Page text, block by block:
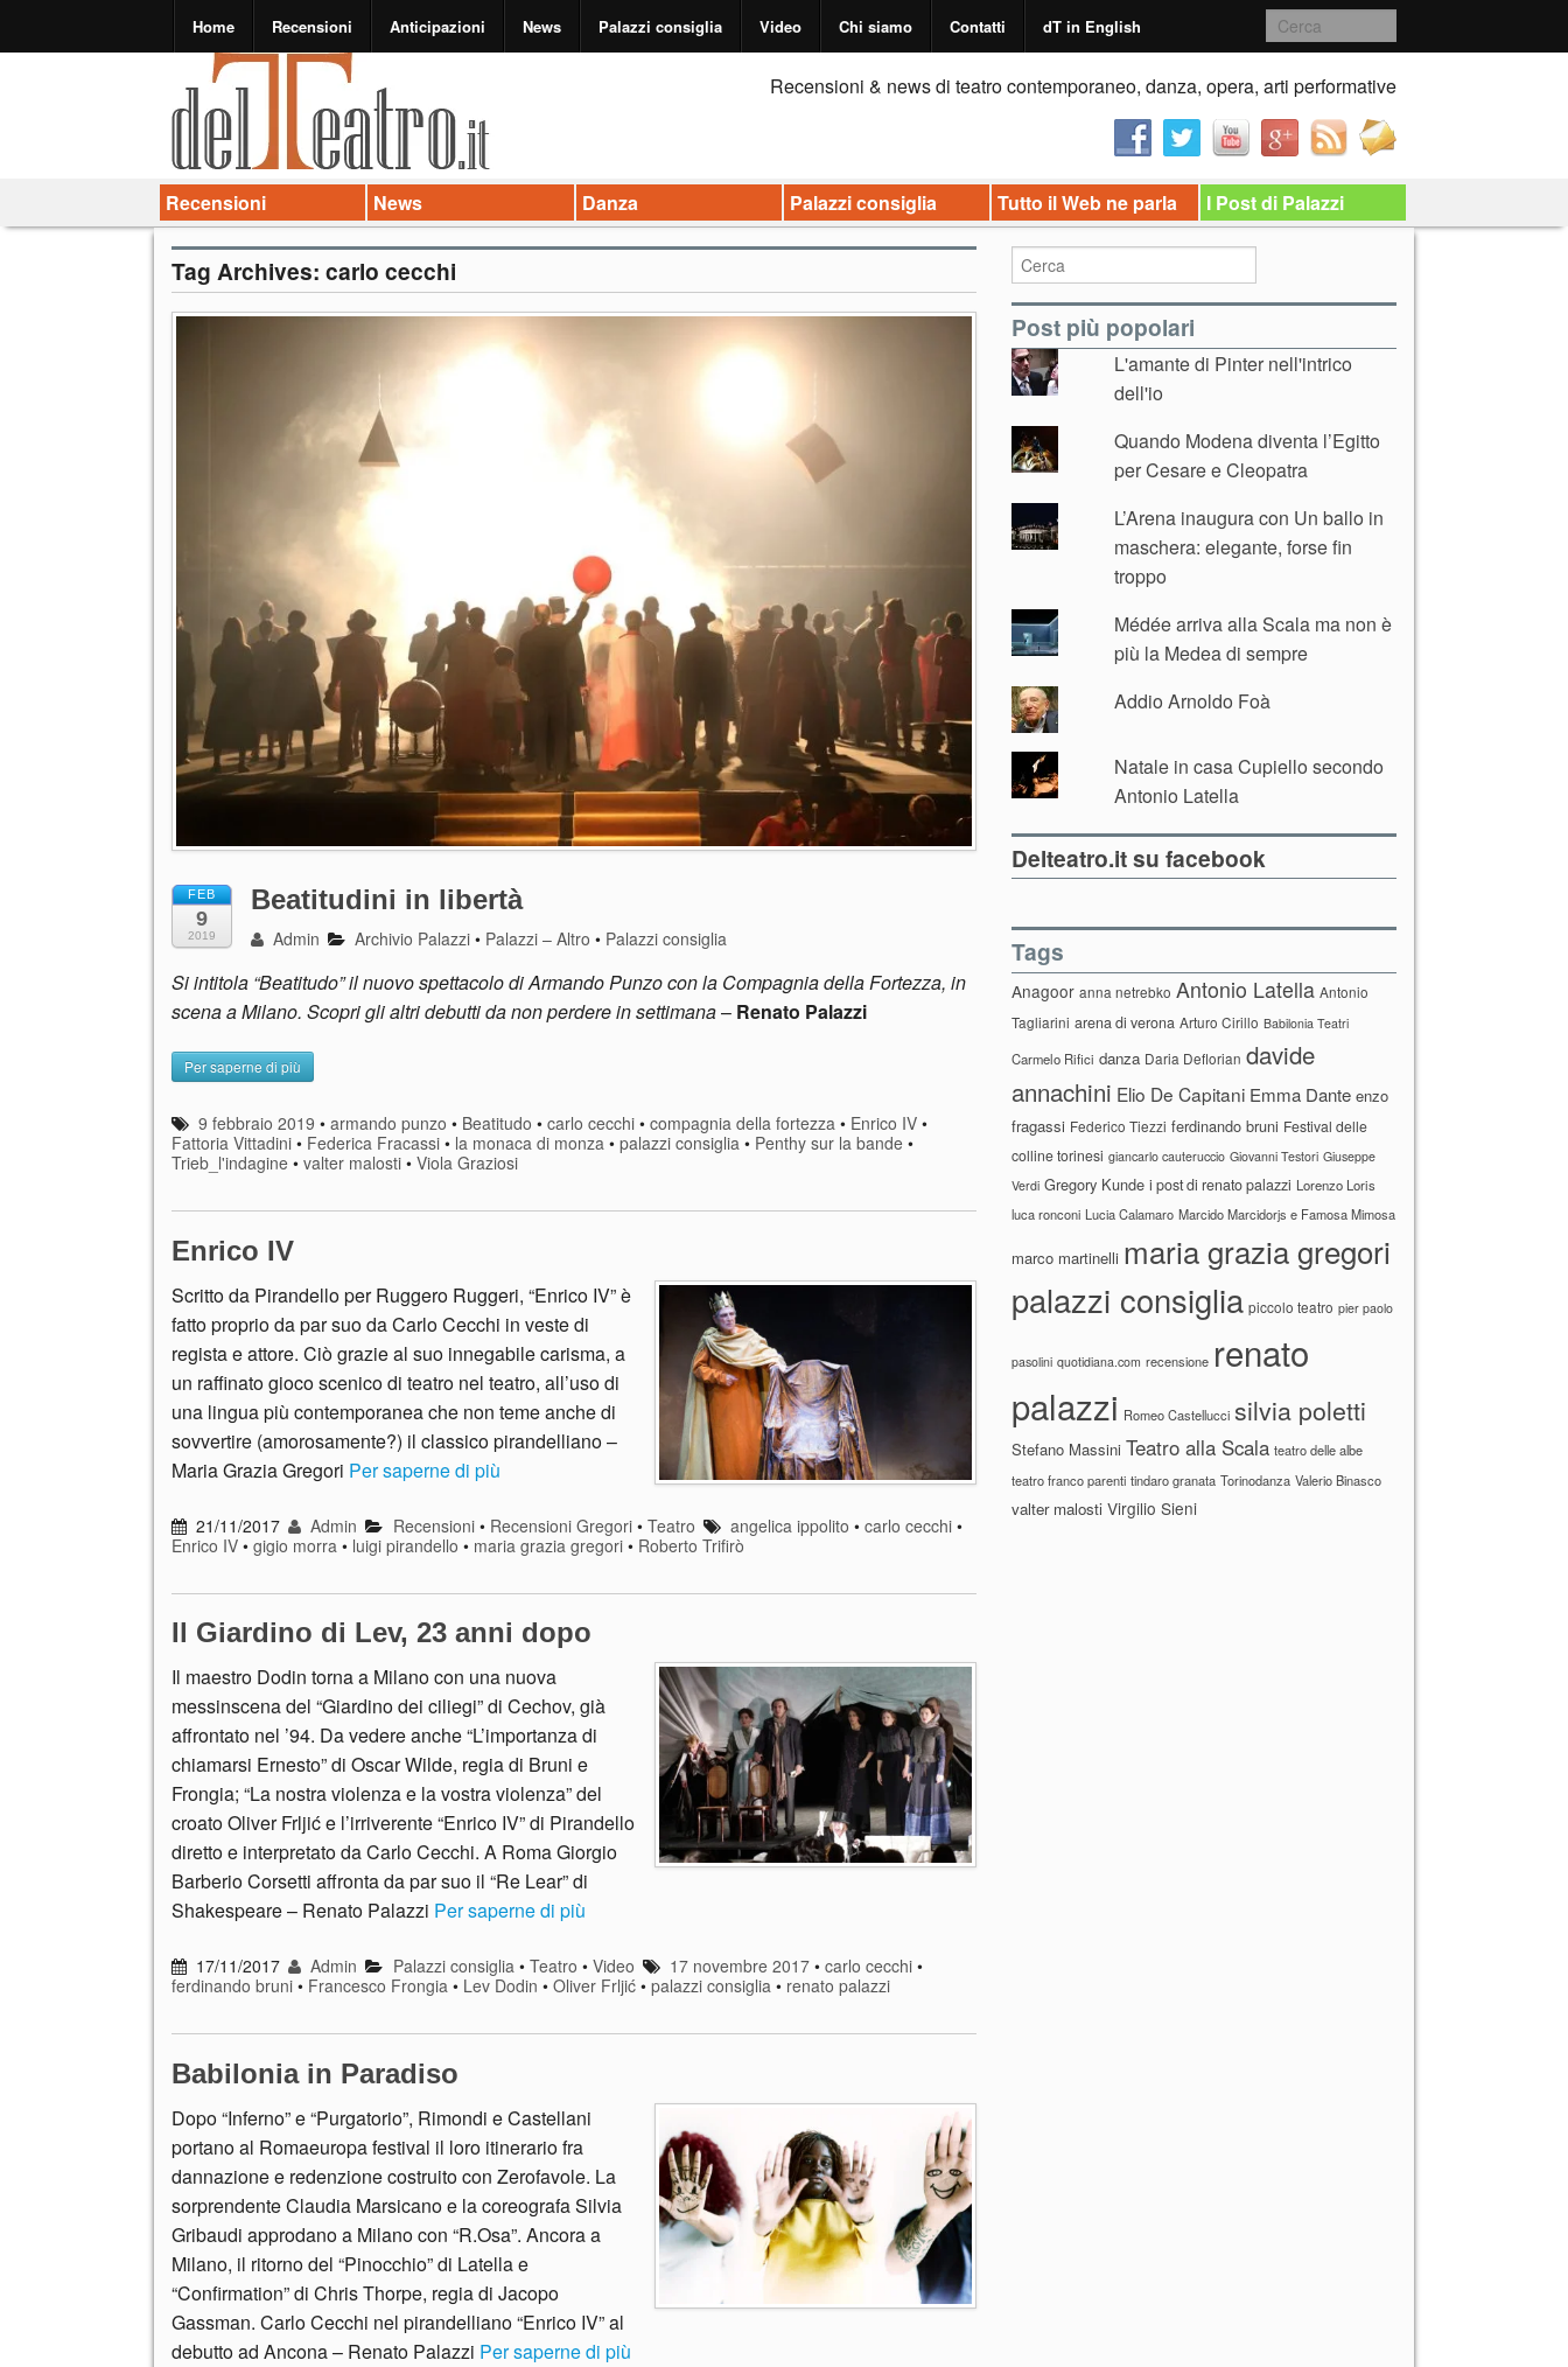
Home Recensioni Anticipazioni News Palazzi consiglia Video Chi siamo Contatti dT in English
Recensioni & news di teatro contemporaneo, danza, opera, arti performative
Recensioni News Danza Palazzi consiglia Tutto il Web ne parla I Post di Palazzi
Tag Archives: carlo cecchi
FEB
9
2019
Beatitudini in libertà
Admin Archivio Palazzi • Palazzi – Altro • Palazzi consiglia
Si intitola “Beatitudo” il nuovo spettacolo di Armando Punzo con la Compagnia della Fortezza, in
scena a Milano. Scopri gli altri debutti da non perdere in settimana– Renato Palazzi
Per saperne di più
9 febbraio 2019 •armando punzo • Beatitudo •carlo cecchi •compagnia della fortezza • Enrico IV •
Fattoria Vittadini • Federica Fracassi • la monaca di monza • palazzi consiglia • Penthy sur la bande •
Trieb_l'indagine • valter malosti • Viola Graziosi
Enrico IV
Scritto da Pirandello per Ruggero Ruggeri, “Enrico IV” è
fatto proprio da par suo da Carlo Cecchi in veste di
regista e attore. Ciò grazie al suo innegabile carisma, a
un raffinato gioco scenico di teatro nel teatro, all’uso di
una lingua più contemporanea che non teme anche di
sovvertire (amorosamente?) il classico pirandelliano –
Maria Grazia Gregori Per saperne di più
21/11/2017 Admin Recensioni• Recensioni Gregori• Teatro angelica ippolito • carlo cecchi•
Enrico IV • gigio morra • luigi pirandello • maria grazia gregori • Roberto Trifirò
Il Giardino di Lev, 23 anni dopo
Il maestro Dodin torna a Milano con una nuova
messinscena del “Giardino dei ciliegi” di Cechov, già
affrontato nel ’94. Da vedere anche “L’importanza di
chiamarsi Ernesto” di Oscar Wilde, regia di Bruni e
Frongia; “La nostra violenza e la vostra violenza” del
croato Oliver Frljić e l’irriverente “Enrico IV” di Pirandello
diretto e interpretato da Carlo Cecchi. A Roma Giorgio
Barberio Corsetti affronta da par suo il “Re Lear” di
Shakespeare – Renato Palazzi Per saperne di più
17/11/2017 Admin Palazzi consiglia• Teatro • Video 17 novembre 2017• carlo cecchi•
ferdinando bruni • Francesco Frongia • Lev Dodin • Oliver Frljić • palazzi consiglia • renato palazzi
Babilonia in Paradiso
Dopo “Inferno” e “Purgatorio”, Rimondi e Castellani
portano al Romaeuropa festival il loro itinerario fra
dannazione e redenzione costruito con Zerofavole. La
sorprendente Claudia Marsicano e la coreografa Silvia
Gribaudi approdano a Milano con “R.Osa”. Ancora a
Milano, il ritorno del “Pinocchio” di Latella e
“Confirmation” di Chris Thorpe, regia di Jacopo
Gassman. Carlo Cecchi nel pirandelliano “Enrico IV” al
debutto ad Ancona – Renato Palazzi Per saperne di più
Post più popolari
L'amante di Pinter nell'intrico
dell'io
Quando Modena diventa l’Egitto
per Cesare e Cleopatra
L’Arena inaugura con Un ballo in
maschera: elegante, forse fin
troppo
Médée arriva alla Scala ma non è
più la Medea di sempre
Addio Arnoldo Foà
Natale in casa Cupiello secondo
Antonio Latella
Delteatro.it su facebook
Tags
Anagoor anna netrebko Antonio Latella Antonio
Tagliarini arena di verona Arturo Cirillo Babilonia Teatri
Carmelo Rifici danza Daria Deflorian davide
annachini Elio De Capitani Emma Dante enzo
fragassi Federico Tiezzi ferdinando bruni Festival delle
colline torinesi giancarlo cauteruccio Giovanni Testori Giuseppe
Verdi Gregory Kunde i post di renato palazzi Lorenzo Loris
luca ronconi Lucia Calamaro Marcido Marcidorjs e Famosa Mimosa
marco martinelli maria grazia gregori
palazzi consiglia piccolo teatro pier paolo
pasolini quotidiana.com recensione renato
palazzi Romeo Castellucci silvia poletti
Stefano Massini Teatro alla Scala teatro delle albe
teatro franco parenti tindaro granata Torinodanza Valerio Binasco
valter malosti Virgilio Sieni